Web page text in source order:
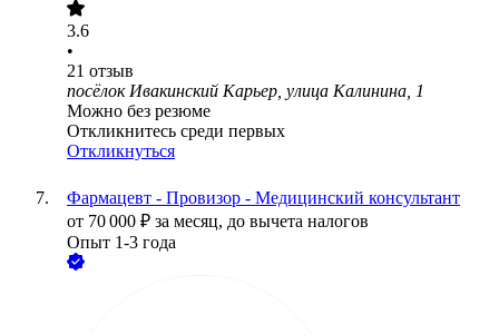
3.6
•
21 отзыв
посёлок Ивакинский Карьер, улица Калинина, 1
Можно без резюме
Откликнитесь среди первых
Откликнуться
Фармацевт - Провизор - Медицинский консультант
от 70 000 ₽ за месяц, до вычета налогов
Опыт 1-3 года